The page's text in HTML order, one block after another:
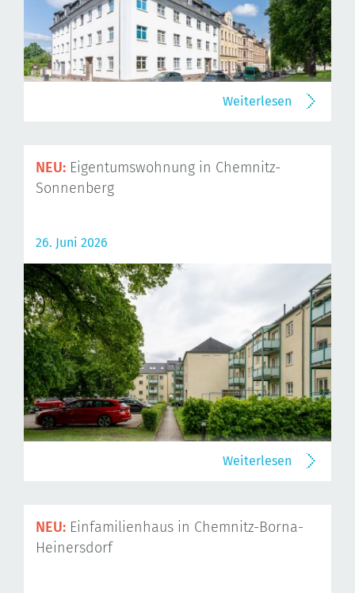
Weiterlesen
NEU: Eigentumswohnung in Chemnitz-
Sonnenberg
26. Juni 2026
Weiterlesen
NEU: Einfamilienhaus in Chemnitz-Borna-
Heinersdorf